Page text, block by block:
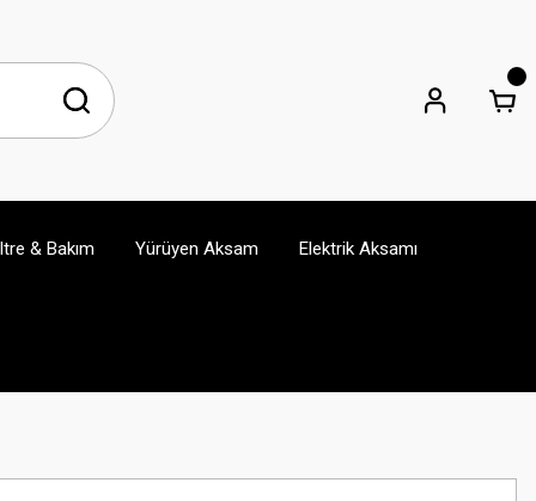
& Bakım Yürüyen Aksam Elektrik Aksamı